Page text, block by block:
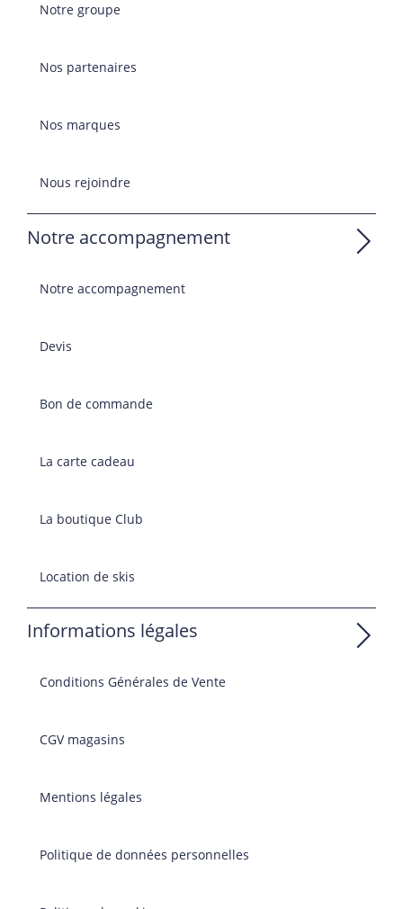
Notre groupe
Nos partenaires
Nos marques
Nous rejoindre
Notre accompagnement
Notre accompagnement
Devis
Bon de commande
La carte cadeau
La boutique Club
Location de skis
Informations légales
Conditions Générales de Vente
CGV magasins
Mentions légales
Politique de données personnelles